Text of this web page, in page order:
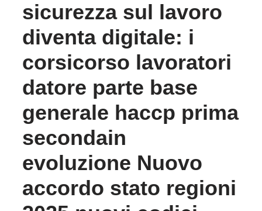
sicurezza sul lavoro
diventa digitale: i
corsicorso lavoratori
datore parte base
generale haccp prima
secondain
evoluzione Nuovo
accordo stato regioni